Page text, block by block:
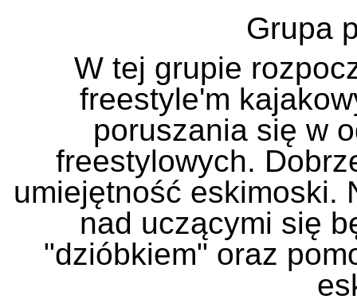
Grupa
W tej grupie
freestyle'm
poruszania się w
freestylowych.
umiejętność eskimoski.
nad uczącymi się
"dzióbkiem" oraz